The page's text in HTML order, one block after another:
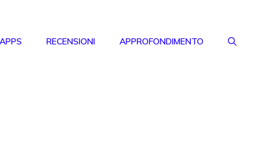
RECENSIONI APPROFONDIMENTO